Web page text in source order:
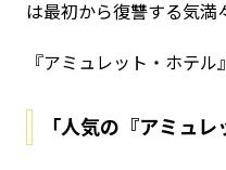
は最初から復讐する気満
『アミュレット・ホテル
「人気の『アミュ